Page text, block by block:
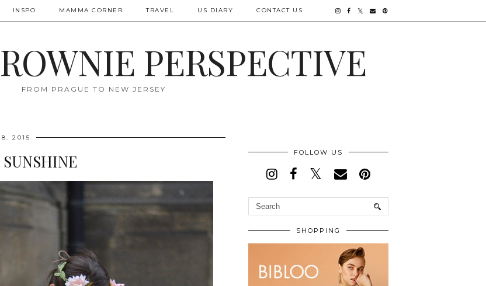
INSPO MAMMA CORNER TRAVEL US DIARY CONTACT US
PERSPECTIVE
FROM PRAGUE TO NEW JERSEY
2015
FOLLOW US
SHOPPING